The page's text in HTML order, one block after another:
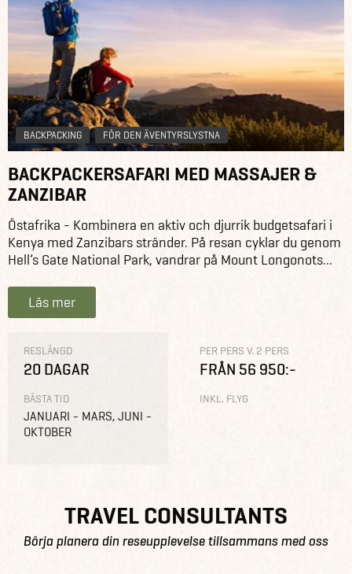
BACKPACKING FÖR DEN ÄVENTYRSLYSTNA
BACKPACKERSAFARI MED MASSAJER &
ZANZIBAR
Östafrika - Kombinera en aktiv och djurrik budgetsafari i
Kenya med Zanzibars stränder. På resan cyklar du genom
Hell’s Gate National Park, vandrar på Mount Longonots...
Läs mer
RESLÄNGD
20 DAGAR
BÄSTA TID
JANUARI - MARS, JUNI -
OKTOBER
PER PERS V. 2 PERS
FRÅN 56 950:-
INKL. FLYG
TRAVEL CONSULTANTS
Börja planera din reseupplevelse tillsammans med oss